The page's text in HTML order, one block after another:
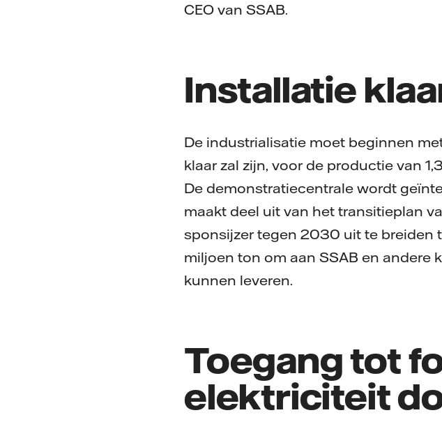
CEO van SSAB.
Installatie
De industrialisatie moet beginnen
klaar zal zijn, voor de productie van
De demonstratiecentrale wordt
maakt deel uit van het transitieplan
sponsijzer tegen 2030 uit te breiden
miljoen ton om aan SSAB en andere
kunnen leveren.
Toegang tot
elektriciteit